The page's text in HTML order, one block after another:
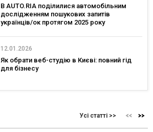
В AUTO.RIA поділилися автомобільним
дослідженням пошукових запитів
українців/ок протягом 2025 року
12.01.2026
Як обрати веб-студію в Києві: повний гід
для бізнесу
Усі статті >>